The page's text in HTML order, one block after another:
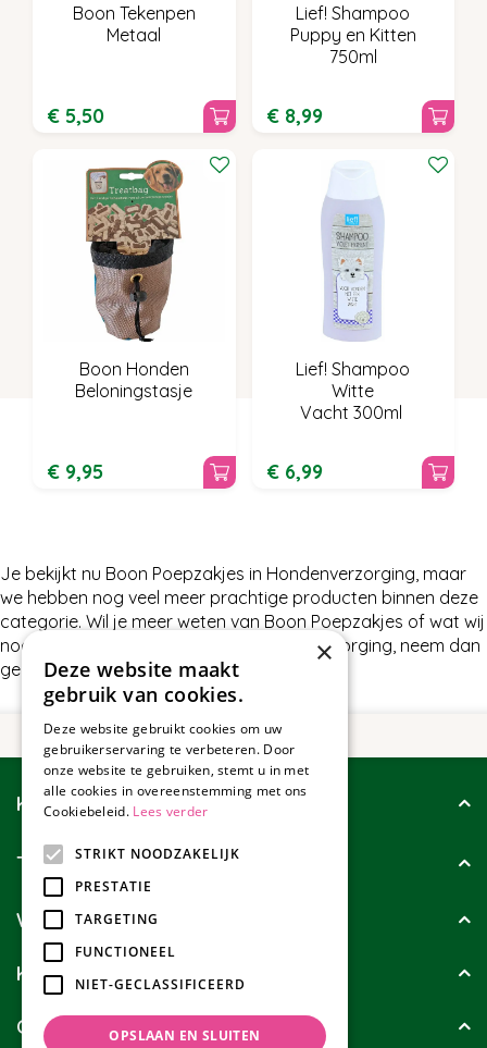
Boon Tekenpen
Metaal
€ 5,50
Lief! Shampoo
Puppy en Kitten
750ml
€ 8,99
Boon Honden
Beloningstasje
€ 9,95
Lief! Shampoo
Witte
Vacht 300ml
€ 6,99
Je bekijkt nu Boon Poepzakjes in Hondenverzorging, maar
we hebben nog veel meer prachtige producten binnen deze
categorie. Wil je meer weten van Boon Poepzakjes of wat wij
nog meer te bieden hebben in Hondenverzorging, neem dan
gerust contact met ons op.
Klantenservice
Tuincollectie
Wie zijn wij?
Klanten geven ons
Contact
×
Deze website maakt
gebruik van cookies.
Deze website gebruikt cookies om uw
gebruikerservaring te verbeteren. Door
onze website te gebruiken, stemt u in met
alle cookies in overeenstemming met ons
Cookiebeleid. Lees verder
STRIKT NOODZAKELIJK
PRESTATIE
TARGETING
FUNCTIONEEL
NIET-GECLASSIFICEERD
OPSLAAN EN SLUITEN